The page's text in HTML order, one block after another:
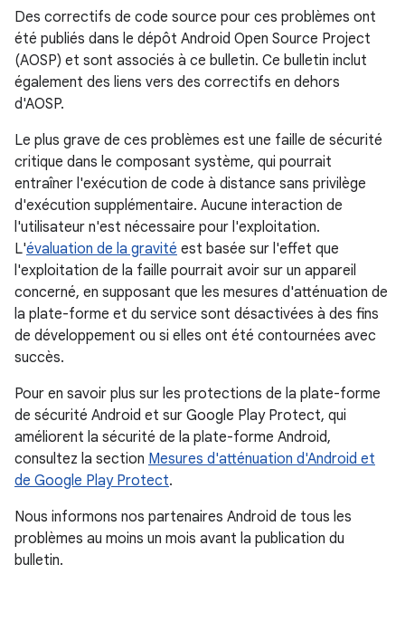
Des correctifs de code source pour ces problèmes ont
été publiés dans le dépôt Android Open Source Project
(AOSP) et sont associés à ce bulletin. Ce bulletin inclut
également des liens vers des correctifs en dehors
d'AOSP.
Le plus grave de ces problèmes est une faille de sécurité
critique dans le composant système, qui pourrait
entraîner l'exécution de code à distance sans privilège
d'exécution supplémentaire. Aucune interaction de
l'utilisateur n'est nécessaire pour l'exploitation.
L'évaluation de la gravité est basée sur l'effet que
l'exploitation de la faille pourrait avoir sur un appareil
concerné, en supposant que les mesures d'atténuation de
la plate-forme et du service sont désactivées à des fins
de développement ou si elles ont été contournées avec
succès.
Pour en savoir plus sur les protections de la plate-forme
de sécurité Android et sur Google Play Protect, qui
améliorent la sécurité de la plate-forme Android,
consultez la section Mesures d'atténuation d'Android et
de Google Play Protect.
Nous informons nos partenaires Android de tous les
problèmes au moins un mois avant la publication du
bulletin.